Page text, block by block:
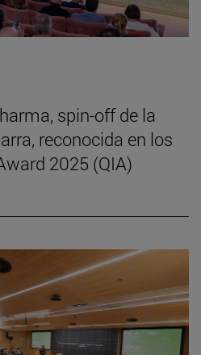
spin-off de la
reconocida en los
2025 (QIA)